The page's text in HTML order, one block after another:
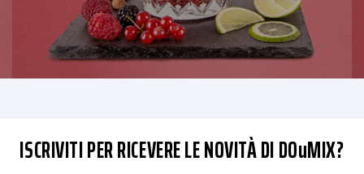
ISCRIVITI PER RICEVERE LE NOVITÀ DI DOuMIX?